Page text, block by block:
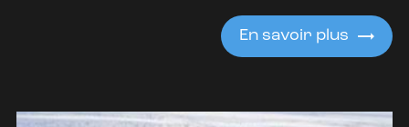
En savoir plus